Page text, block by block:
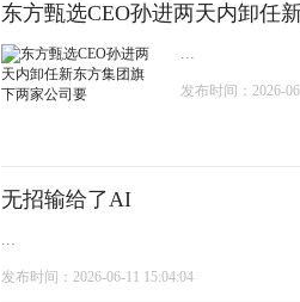
东方甄选CEO孙进两天内卸任
...
发布时间：2026-
无招输给了AI
...
发布时间：2026-06-11 15:04:04